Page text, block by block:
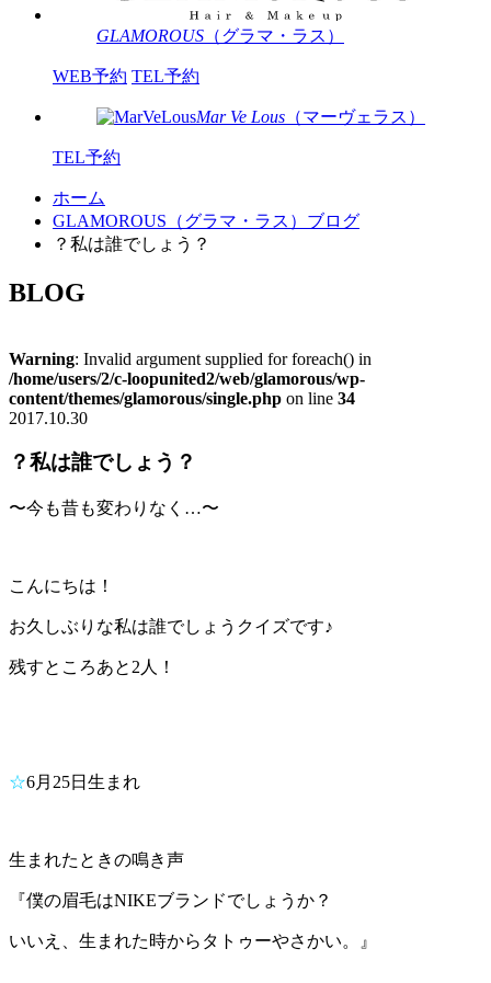
GLAMOROUS （グラマ・ラス）
WEB予約 TEL予約
Mar Ve Lous （マーヴェラス）
TEL予約
ホーム
GLAMOROUS（グラマ・ラス）ブログ
？私は誰でしょう？
BLOG
Warning: Invalid argument supplied for foreach() in
/home/users/2/c-loopunited2/web/glamorous/wp-
content/themes/glamorous/single.php on line 34
2017.10.30
？私は誰でしょう？
〜今も昔も変わりなく…〜
こんにちは！
お久しぶりな私は誰でしょうクイズです♪
残すところあと2人！
☆6月25日生まれ
生まれたときの鳴き声
『僕の眉毛はNIKEブランドでしょうか？
いいえ、生まれた時からタトゥーやさかい。』